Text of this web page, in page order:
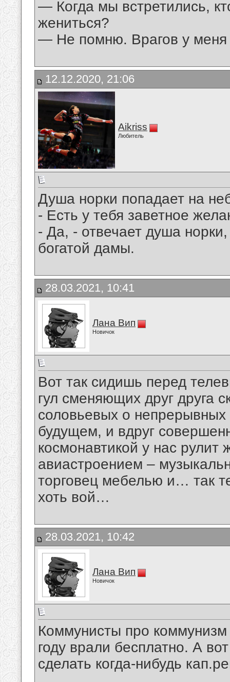
— Когда мы встретились,
жениться?
— Не помню. Врагов у меня
12.12.2020, 21:06
Aikriss
Любитель
Душа норки попадает на
- Есть у тебя заветное
- Да, - отвечает душа
богатой дамы.
28.03.2021, 10:41
Лана Вип
Новичок
Вот так сидишь перед
гул сменяющих друг друга
соловьевых о непрерывных
будущем, и вдруг
космонавтикой у нас рулит
авиастроением –
торговец мебелью и… так
хоть вой…
28.03.2021, 10:42
Лана Вип
Новичок
Коммунисты про
году врали бесплатно. А
сделать когда-нибудь